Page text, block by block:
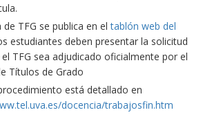
de TFG se publica en eltablón web del
estudiantes deben presentar la solicitud
TFG sea adjudicado oficialmente por el
Títulos de Grado
está detallado en
docencia/trabajosfin.htm